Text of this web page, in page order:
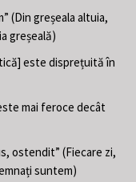
(Din greșeala altuia,
greșeală)
este disprețuită în
mai feroce decât
ostendit” (Fiecare zi,
suntem)